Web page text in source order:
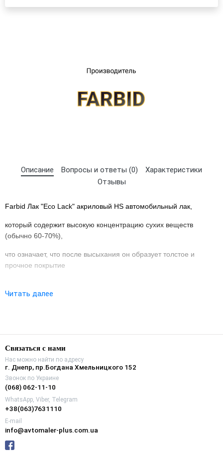
Выберите язык магазина ×
Описание Вопросы и ответы (0)
Характеристики
Отзывы
Farbid Лак "Eco Lack" акриловый HS автомобильный лак,
который содержит высокую концентрацию сухих веществ
(обычно 60-70%),
что означает, что после высыхания он образует толстое и
прочное покрытие
Читать далее
Связаться с нами
Нас можно найти по адресу
г. Днепр, пр.Богдана Хмельницкого 152
Звонок по Украине
(068) 062-11-10
WhatsApp, Viber, Telegram
+38(063)7631110
E-mail
info@avtomaler-plus.com.ua